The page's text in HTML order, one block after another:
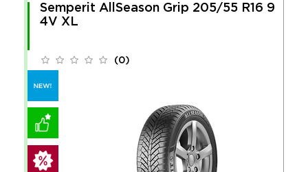
Semperit AllSeason Grip 205/55 R16 9
4V XL
(0)